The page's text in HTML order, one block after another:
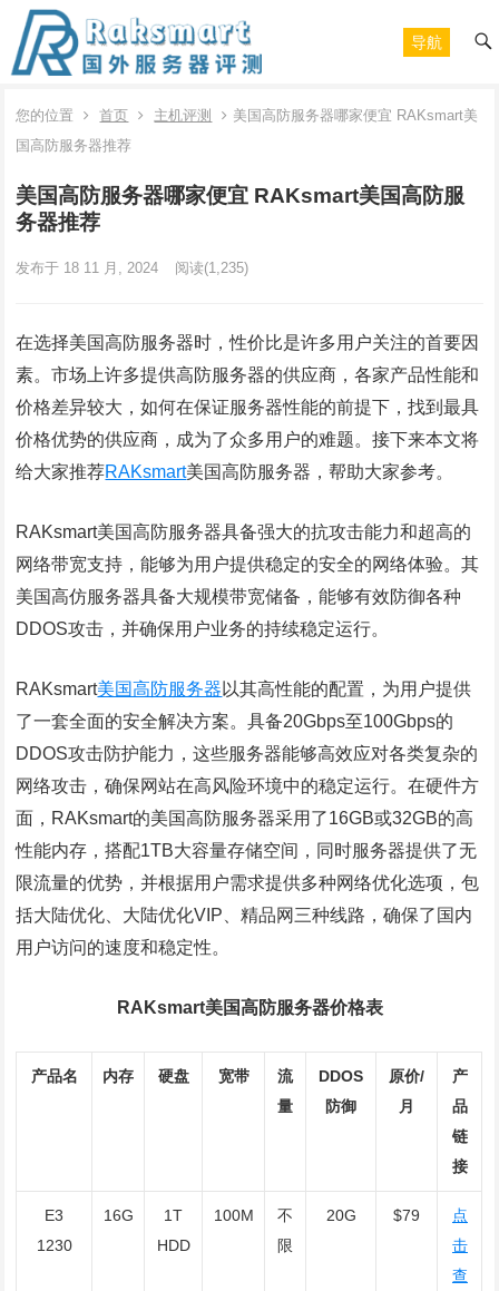
导航
您的位置 首页 主机评测
美国高防服务器哪家便宜 RAKsmart美
国高防服务器推荐
美国高防服务器哪家便宜 RAKsmart美国高防服
务器推荐
发布于 18 11 月, 2024 阅读(1,235)
在选择美国高防服务器时，性价比是许多用户关注的首要因
素。市场上许多提供高防服务器的供应商，各家产品性能和
价格差异较大，如何在保证服务器性能的前提下，找到最具
价格优势的供应商，成为了众多用户的难题。接下来本文将
给大家推荐RAKsmart美国高防服务器，帮助大家参考。
RAKsmart美国高防服务器具备强大的抗攻击能力和超高的
网络带宽支持，能够为用户提供稳定的安全的网络体验。其
美国高仿服务器具备大规模带宽储备，能够有效防御各种
DDOS攻击，并确保用户业务的持续稳定运行。
RAKsmart美国高防服务器 以其高性能的配置，为用户提供
了一套全面的安全解决方案。具备20Gbps至100Gbps的
DDOS攻击防护能力，这些服务器能够高效应对各类复杂的
网络攻击，确保网站在高风险环境中的稳定运行。在硬件方
面，RAKsmart的美国高防服务器采用了16GB或32GB的高
性能内存，搭配1TB大容量存储空间，同时服务器提供了无
限流量的优势，并根据用户需求提供多种网络优化选项，包
括大陆优化、大陆优化VIP、精品网三种线路，确保了国内
用户访问的速度和稳定性。
RAKsmart美国高防服务器价格表
产品名 内存 硬盘 宽带
流
量
DDOS
防御
原价/
月
产
品
链
接
E3
1230
16G
1T
HDD
100M
不
限
20G $79
点
击
查